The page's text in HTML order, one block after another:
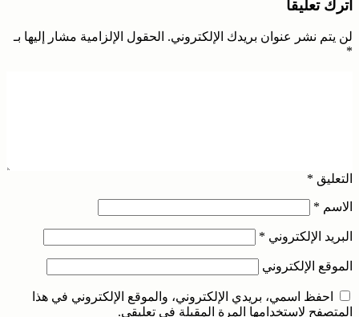
اترك تعليقاً
لن يتم نشر عنوان بريدك الإلكتروني. الحقول الإلزامية مشار إليها بـ
*
التعليق *
الاسم *
البريد الإلكتروني *
الموقع الإلكتروني
احفظ اسمي، بريدي الإلكتروني، والموقع الإلكتروني في هذا
المتصفح لاستخدامها المرة المقبلة في تعليقي.